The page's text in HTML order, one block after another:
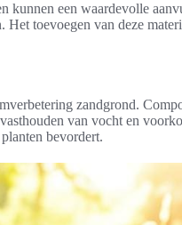
kunnen een waardevolle
toevoegen van deze
zandgrond.
van vocht en
bevordert.